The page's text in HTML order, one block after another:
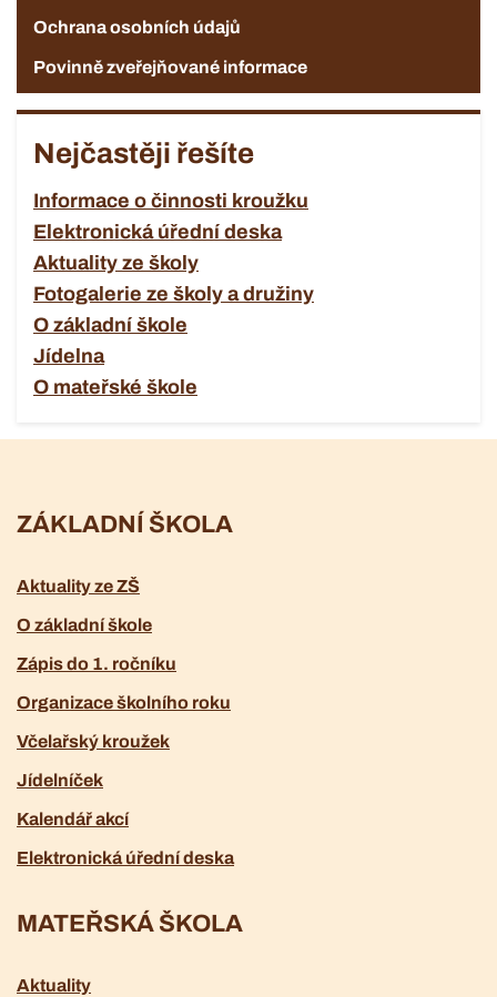
Ochrana osobních údajů
Povinně zveřejňované informace
Nejčastěji řešíte
Informace o činnosti kroužku
Elektronická úřední deska
Aktuality ze školy
Fotogalerie ze školy a družiny
O základní škole
Jídelna
O mateřské škole
ZÁKLADNÍ ŠKOLA
Aktuality ze ZŠ
O základní škole
Zápis do 1. ročníku
Organizace školního roku
Včelařský kroužek
Jídelníček
Kalendář akcí
Elektronická úřední deska
MATEŘSKÁ ŠKOLA
Aktuality